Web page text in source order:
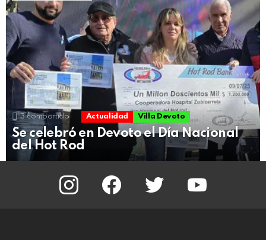
3 compartido Actualidad Villa Devoto
Se celebró en Devoto el Día Nacional
del Hot Rod
instagram facebook twitter youtube